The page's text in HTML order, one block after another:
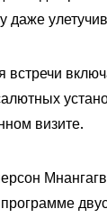
даже
визите.